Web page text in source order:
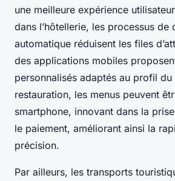
une meilleure expérience
dans l’hôtellerie, les processus de
automatique réduisent les files
des applications mobiles
personnalisés adaptés au profil du
restauration, les menus peuvent
smartphone, innovant dans la
le paiement, améliorant ainsi la
précision.
Par ailleurs, les transports